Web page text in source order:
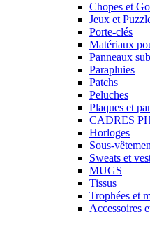
Chopes et
Jeux et
Porte-clés
Matériaux
Panneaux
Parapluies
Patchs
Peluches
Plaques et
CADRES
Horloges
Sous-
Sweats et
MUGS
Tissus
Trophées et
Accessoires